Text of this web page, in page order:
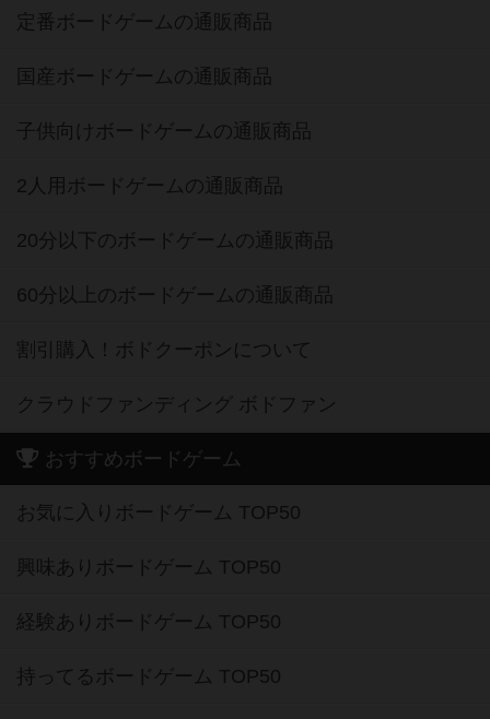
定番ボードゲームの通販商品
国産ボードゲームの通販商品
子供向けボードゲームの通販商品
2人用ボードゲームの通販商品
20分以下のボードゲームの通販商品
60分以上のボードゲームの通販商品
割引購入！ボドクーポンについて
クラウドファンディング ボドファン
おすすめボードゲーム
お気に入りボードゲーム TOP50
興味ありボードゲーム TOP50
経験ありボードゲーム TOP50
持ってるボードゲーム TOP50